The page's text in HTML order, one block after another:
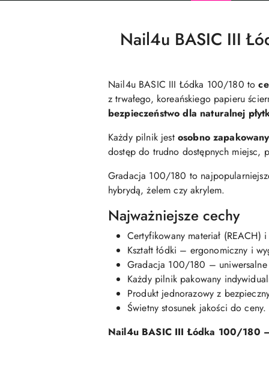
Nail4u BASIC III
Nail4u BASIC III Łódka 100/180 to
z trwałego, koreańskiego papieru
bezpieczeństwo dla naturalnej
Każdy pilnik jest osobno
dostęp do trudno dostępnych miejsc,
Gradacja 100/180 to
hybrydą, żelem czy akrylem.
Najważniejsze cechy
Certyfikowany materiał (REACH)
Kształt łódki – ergonomiczny i
Gradacja 100/180 – uniwersalne
Każdy pilnik pakowany
Produkt jednorazowy z
Świetny stosunek jakości do ceny.
Nail4u BASIC III Łódka 100/180